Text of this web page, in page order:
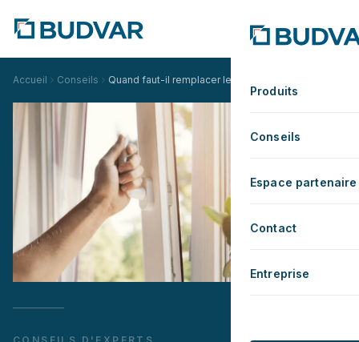
Produits
Conseils
Espace partenaire
Contact
Entreprise
Accueil Conseils Quand faut-il remplacer les joints d'une fenêtre en